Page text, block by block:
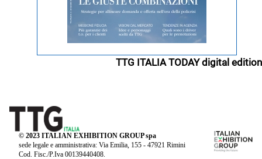
TTG ITALIA TODAY digital edition
© 2023 ITALIAN EXHIBITION GROUP spa
sede legale e amministrativa: Via Emilia, 155 - 47921 Rimini
Cod. Fisc./P.Iva 00139440408.